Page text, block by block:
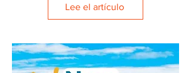
Lee el artículo